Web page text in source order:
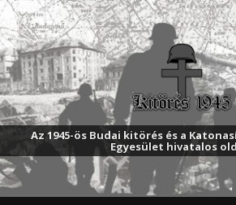
Az 1945-ös Budai kitörés és a
Egyesület hivatalos